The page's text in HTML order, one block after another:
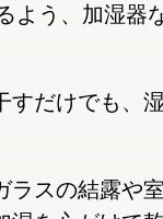
よう、加湿器
すだけでも、
ラスの結露や